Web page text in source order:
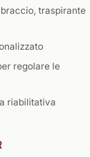
traspirante
regolare le
riabilitativa